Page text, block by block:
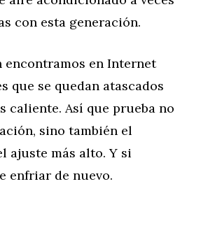
con esta generación.
encontramos en Internet
que se quedan atascados
caliente. Así que prueba no
sino también el
ajuste más alto. Y si
enfriar de nuevo.